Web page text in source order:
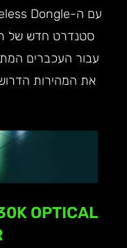
סטנדרט חדש של
עבור העכברים
את המהירות
OPTICAL